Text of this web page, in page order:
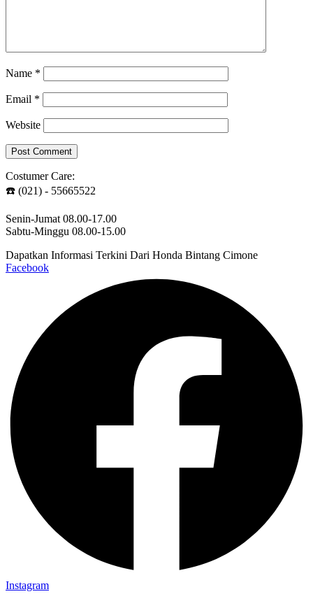
Name *
Email *
Website
Costumer Care:
☎️ (021) - 55665522
Senin-Jumat 08.00-17.00
Sabtu-Minggu 08.00-15.00
Dapatkan Informasi Terkini Dari Honda Bintang Cimone
Facebook
Instagram